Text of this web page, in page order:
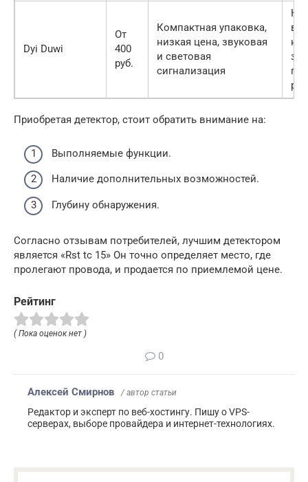
Dyi Duwi
От
400
руб.
Компактная упаковка,
низкая цена, звуковая
и световая
сигнализация
в
не
Приобретая детектор, стоит обратить внимание на:
Выполняемые функции.
Наличие дополнительных возможностей.
Глубину обнаружения.
Согласно отзывам потребителей, лучшим детектором
является «Rst tc 15» Он точно определяет место, где
пролегают провода, и продается по приемлемой цене.
Рейтинг
( Пока оценок нет )
0
Алексей Смирнов / автор статьи
Редактор и эксперт по веб-хостингу. Пишу о VPS-
серверах, выборе провайдера и интернет-технологиях.